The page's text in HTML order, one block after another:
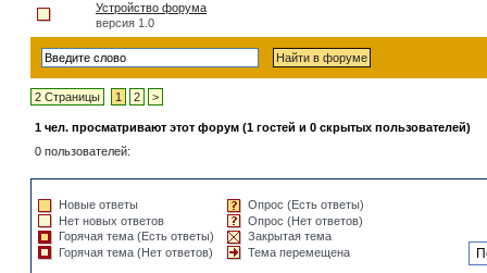
Устройство форума
версия 1.0
2 Страницы 1 2 >
1 чел. просматривают этот форум (1 гостей и 0 скрытых пользователей)
0 пользователей:
Новые ответы
Нет новых ответов
Горячая тема (Есть ответы)
Горячая тема (Нет ответов)
Опрос (Есть ответы)
Опрос (Нет ответов)
Закрытая тема
Тема перемещена